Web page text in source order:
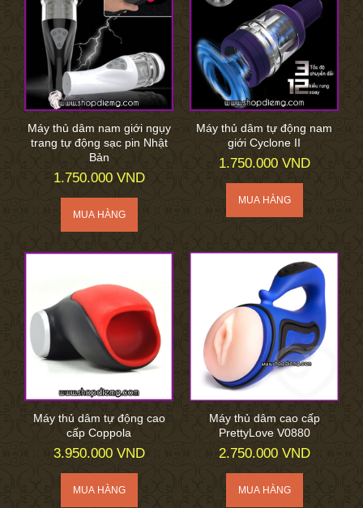
Máy thủ dâm nam giới ngụy
trang tự động sạc pin Nhật
Bản
1.750.000 VND
Máy thủ dâm tự động nam
giới Cyclone II
1.750.000 VND
Máy thủ dâm tự động cao
cấp Coppola
3.950.000 VND
Máy thủ dâm cao cấp
PrettyLove V0880
2.750.000 VND